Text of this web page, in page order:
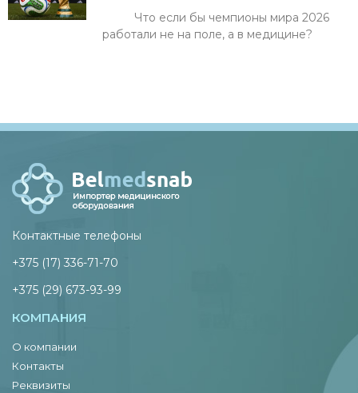
Что если бы чемпионы мира 2026
работали не на поле, а в медицине?
Контактные телефоны
+375 (17) 336-71-70
+375 (29) 673-93-99
КОМПАНИЯ
О компании
Контакты
Реквизиты